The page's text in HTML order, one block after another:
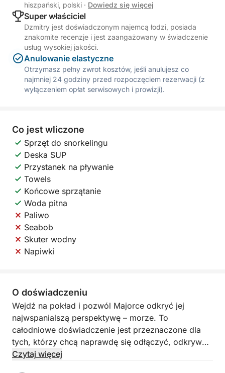
hiszpański, polski · Dowiedz się więcej
Super właściciel
Dzmitry jest doświadczonym najemcą łodzi, posiada
znakomite recenzje i jest zaangażowany w świadczenie
usług wysokiej jakości.
Anulowanie elastyczne
Otrzymasz pełny zwrot kosztów, jeśli anulujesz co
najmniej 24 godziny przed rozpoczęciem rezerwacji (z
wyłączeniem opłat serwisowych i prowizji).
Co jest wliczone
Sprzęt do snorkelingu
Deska SUP
Przystanek na pływanie
Towels
Końcowe sprzątanie
Woda pitna
Paliwo
Seabob
Skuter wodny
Napiwki
O doświadczeniu
Wejdź na pokład i pozwól Majorce odkryć jej
najwspanialszą perspektywę – morze. To
całodniowe doświadczenie jest przeznaczone dla
tych, którzy chcą naprawdę się odłączyć, odkrywać
dalej i cieszyć się wyspą w spokojnym,
Czytaj więcej